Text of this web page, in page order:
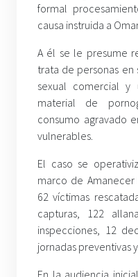
formal
causa instruida a
A él se le presume
trata de personas
sexual comercial y
material de
consumo agravado
vulnerables.
El caso se
marco de
62 víctimas
capturas, 122
inspecciones, 12
jornadas preventivas